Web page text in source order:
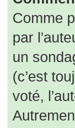
Comme
par
un
(c’est
voté,